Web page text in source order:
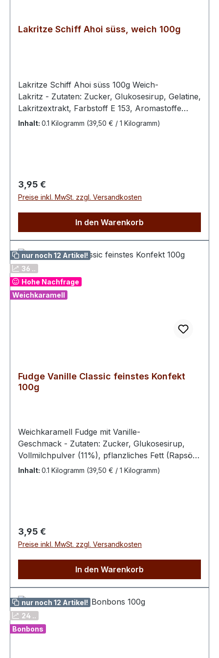
Lakritze Schiff Ahoi süss, weich 100g
Lakritze Schiff Ahoi süss 100g Weich-
Lakritz - Zutaten: Zucker, Glukosesirup, Gelatine,
Lakritzextrakt, Farbstoff E 153, Aromastoffe
(Anisöl, Vanillin), Pflanzenöl (Kokosöl, Rapsöl),
Inhalt: 0.1 Kilogramm (39,50 € / 1 Kilogramm)
Regulärer Preis:
3,95 €
Preise inkl. MwSt. zzgl. Versandkosten
In den Warenkorb
nur noch 12 Artikel!
36 ..
Hohe Nachfrage
Weichkaramell
Fudge Vanille Classic feinstes Konfekt
100g
Weichkaramell Fudge mit Vanille-
Geschmack - Zutaten: Zucker, Glukosesirup,
Vollmilchpulver (11%), pflanzliches Fett (Rapsöl,
vollständig gehärtetes Rapsöl), AromaBitte kühl
Inhalt: 0.1 Kilogramm (39,50 € / 1 Kilogramm)
Regulärer Preis:
3,95 €
Preise inkl. MwSt. zzgl. Versandkosten
In den Warenkorb
nur noch 12 Artikel!
24 ..
Bonbons